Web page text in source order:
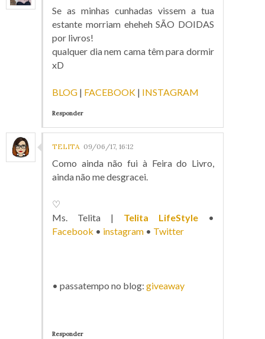
Se as minhas cunhadas vissem a tua
estante morriam eheheh SÃO DOIDAS
por livros!
qualquer dia nem cama têm para dormir
xD
BLOG | FACEBOOK | INSTAGRAM
Responder
TELITA 09/06/17, 16:12
Como ainda não fui à Feira do Livro,
ainda não me desgracei.
♡
Ms. Telita | Telita LifeStyle •
Facebook • instagram • Twitter
• passatempo no blog: giveaway
Responder